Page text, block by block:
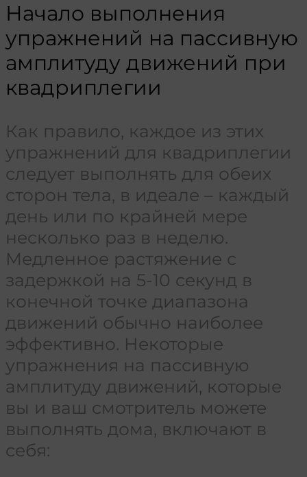
Начало выполнения
упражнений на пассивную
амплитуду движений при
квадриплегии
Как правило, каждое из этих
упражнений для квадриплегии
следует выполнять для обеих
сторон тела, в идеале – каждый
день или по крайней мере
несколько раз в неделю.
Медленное растяжение с
задержкой на 5-10 секунд в
конечной точке диапазона
движений обычно наиболее
эффективно. Некоторые
упражнения на пассивную
амплитуду движений, которые
вы и ваш смотритель можете
выполнять дома, включают в
себя: